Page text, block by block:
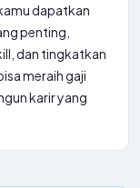
dapatkan
penting,
dan tingkatkan
meraih gaji
karir yang